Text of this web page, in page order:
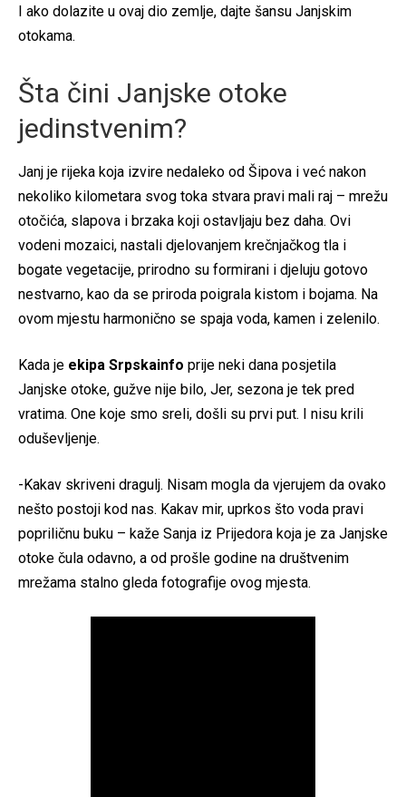
I ako dolazite u ovaj dio zemlje, dajte šansu Janjskim
otokama.
Šta čini Janjske otoke
jedinstvenim?
Janj je rijeka koja izvire nedaleko od Šipova i već nakon
nekoliko kilometara svog toka stvara pravi mali raj – mrežu
otočića, slapova i brzaka koji ostavljaju bez daha. Ovi
vodeni mozaici, nastali djelovanjem krečnjačkog tla i
bogate vegetacije, prirodno su formirani i djeluju gotovo
nestvarno, kao da se priroda poigrala kistom i bojama. Na
ovom mjestu harmonično se spaja voda, kamen i zelenilo.
Kada je ekipa Srpskainfo prije neki dana posjetila
Janjske otoke, gužve nije bilo, Jer, sezona je tek pred
vratima. One koje smo sreli, došli su prvi put. I nisu krili
oduševljenje.
-Kakav skriveni dragulj. Nisam mogla da vjerujem da ovako
nešto postoji kod nas. Kakav mir, uprkos što voda pravi
popriličnu buku – kaže Sanja iz Prijedora koja je za Janjske
otoke čula odavno, a od prošle godine na društvenim
mrežama stalno gleda fotografije ovog mjesta.